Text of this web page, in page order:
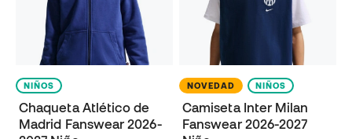
NIÑOS
Chaqueta Atlético de
Madrid Fanswear 2026-
NOVEDAD NIÑOS
Camiseta Inter Milan
Fanswear 2026-2027